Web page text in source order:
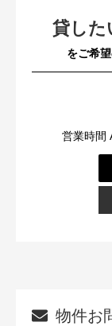
貸した
をご希
営業時間
物件お